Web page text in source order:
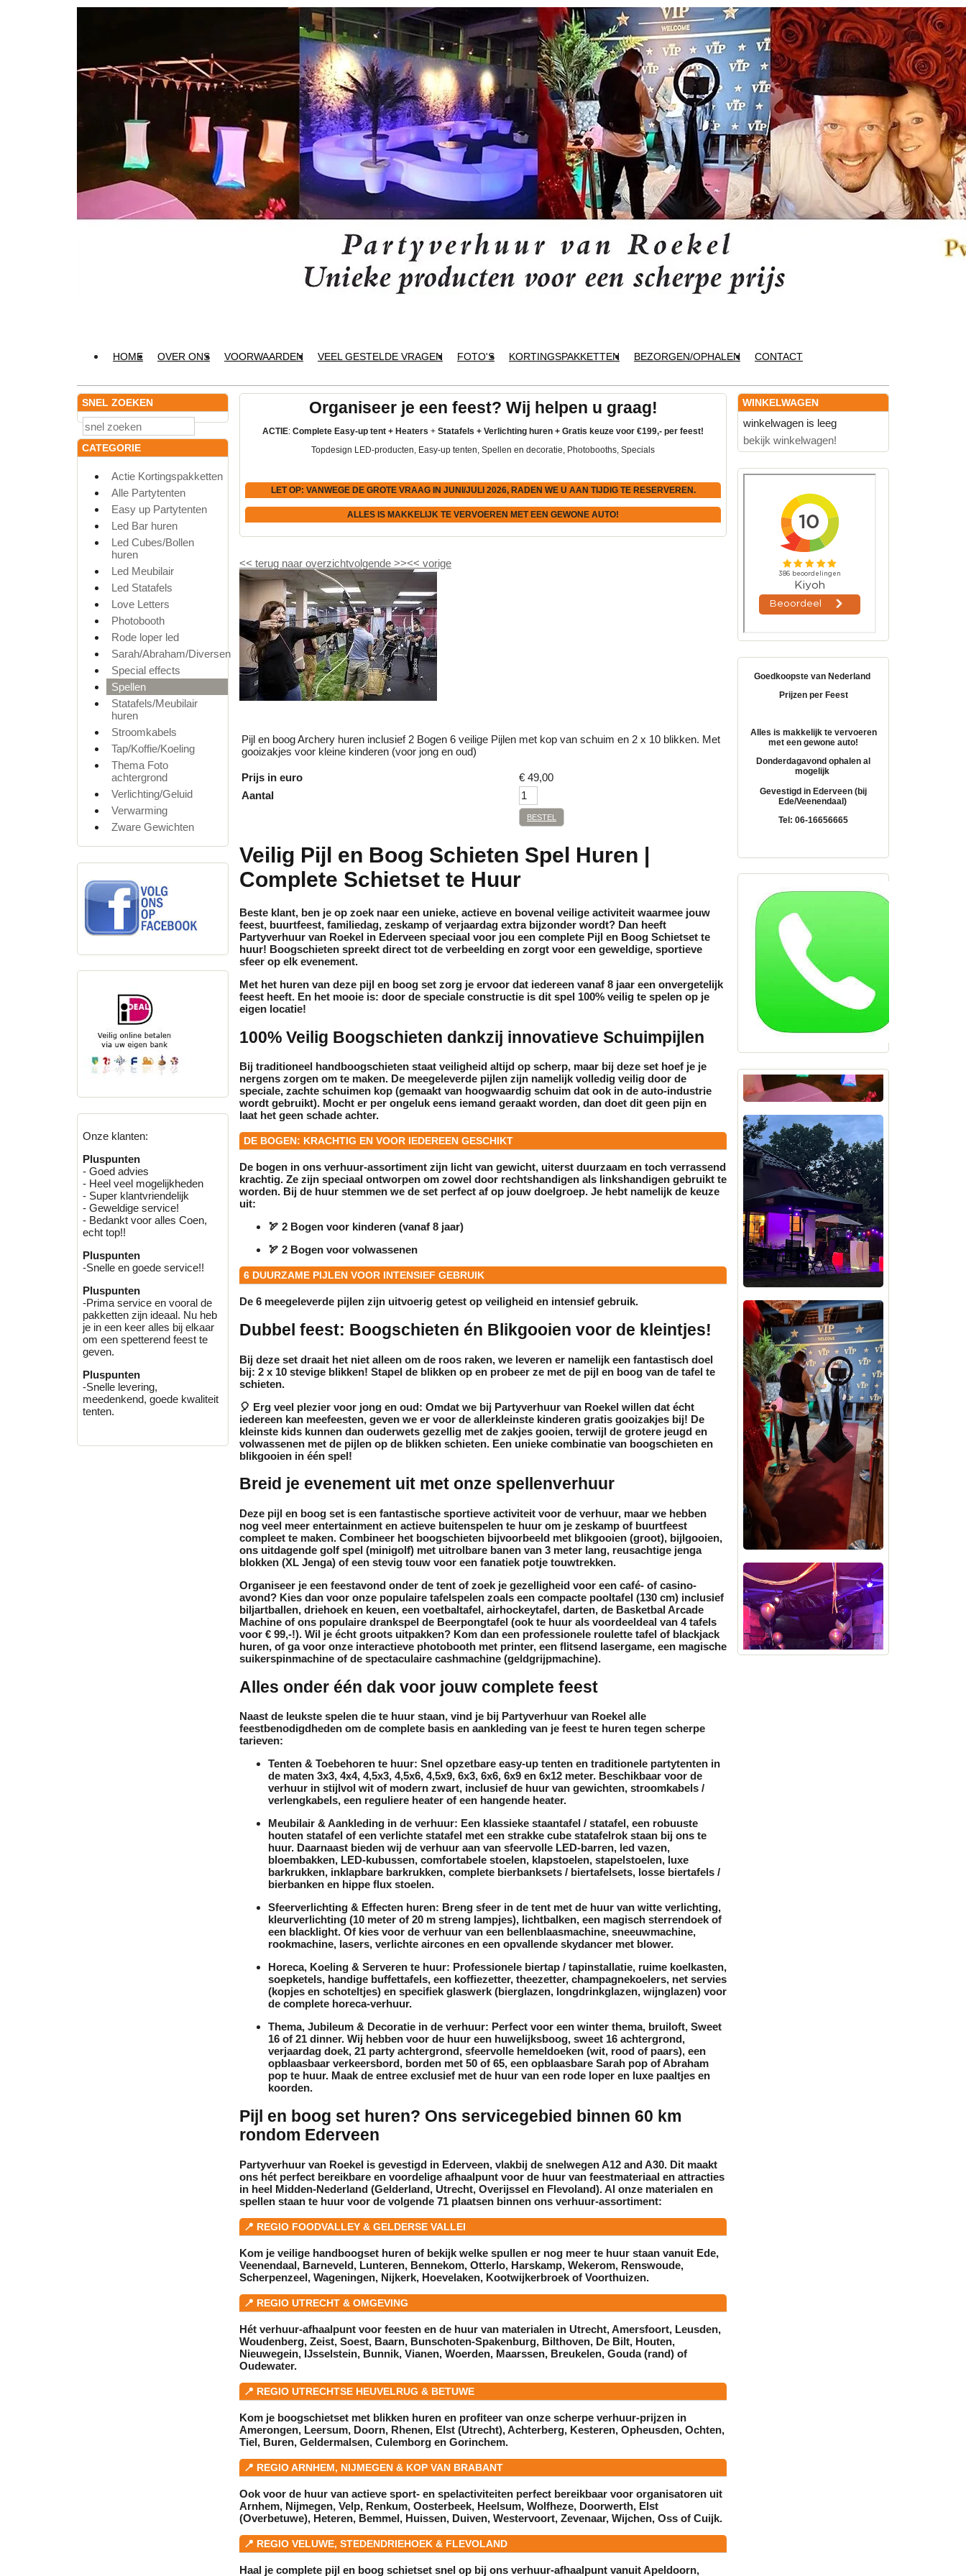
HOME OVER ONS VOORWAARDEN VEEL GESTELDE VRAGEN FOTO'S KORTINGSPAKKETTEN BEZORGEN/OPHALEN CONTACT
SNEL ZOEKEN
CATEGORIE
Actie Kortingspakketten
Alle Partytenten
Easy up Partytenten
Led Bar huren
Led Cubes/Bollen
huren
Led Meubilair
Led Statafels
Love Letters
Photobooth
Rode loper led
Sarah/Abraham/Diversen
Special effects
Spellen
Statafels/Meubilair
huren
Stroomkabels
Tap/Koffie/Koeling
Thema Foto
achtergrond
Verlichting/Geluid
Verwarming
Zware Gewichten
Onze klanten:
Pluspunten
- Goed advies
- Heel veel mogelijkheden
- Super klantvriendelijk
- Geweldige service!
- Bedankt voor alles Coen,
echt top!!
Pluspunten
-Snelle en goede service!!
Pluspunten
-Prima service en vooral de
pakketten zijn ideaal. Nu heb
je in een keer alles bij elkaar
om een spetterend feest te
geven.
Pluspunten
-Snelle levering,
meedenkend, goede kwaliteit
tenten.
Organiseer je een feest? Wij helpen u graag!
ACTIE: Complete Easy-up tent + Heaters + Statafels + Verlichting huren + Gratis keuze voor €199,- per feest!
Topdesign LED-producten, Easy-up tenten, Spellen en decoratie, Photobooths, Specials
LET OP: VANWEGE DE GROTE VRAAG IN JUNI/JULI 2026, RADEN WE U AAN TIJDIGTE RESERVEREN.
ALLES IS MAKKELIJK TE VERVOEREN MET EEN GEWONE AUTO!
<< terug naar overzichtvolgende >><< vorige
Pijl en boog Archery huren inclusief 2 Bogen 6 veilige Pijlen met kop van schuim en 2 x 10 blikken. Met
gooizakjes voor kleine kinderen (voor jong en oud)
Prijs in euro € 49,00
Aantal
BESTEL
Veilig Pijl en Boog Schieten Spel Huren |
Complete Schietset te Huur
Beste klant, ben je op zoek naar een unieke, actieve en bovenal veilige activiteit waarmee jouw
feest, buurtfeest, familiedag, zeskamp of verjaardag extra bijzonder wordt? Dan heeft
Partyverhuur van Roekel in Ederveen speciaal voor jou een complete Pijl en Boog Schietset te
huur! Boogschieten spreekt direct tot de verbeelding en zorgt voor een geweldige, sportieve
sfeer op elk evenement.
Met het huren van deze pijl en boog set zorg je ervoor dat iedereen vanaf 8 jaar een onvergetelijk
feest heeft. En het mooie is: door de speciale constructie is dit spel 100% veilig te spelen op je
eigen locatie!
100% Veilig Boogschieten dankzij innovatieve Schuimpijlen
Bij traditioneel handboogschieten staat veiligheid altijd op scherp, maar bij deze set hoef je je
nergens zorgen om te maken. De meegeleverde pijlen zijn namelijk volledig veilig door de
speciale, zachte schuimen kop (gemaakt van hoogwaardig schuim dat ook in de auto-industrie
wordt gebruikt). Mocht er per ongeluk eens iemand geraakt worden, dan doet dit geen pijn en
laat het geen schade achter.
DE BOGEN: KRACHTIG EN VOOR IEDEREEN GESCHIKT
De bogen in ons verhuur-assortiment zijn licht van gewicht, uiterst duurzaam en toch verrassend
krachtig. Ze zijn speciaal ontworpen om zowel door rechtshandigen als linkshandigen gebruikt te
worden. Bij de huur stemmen we de set perfect af op jouw doelgroep. Je hebt namelijk de keuze
uit:
🏹 2 Bogen voor kinderen (vanaf 8 jaar)
🏹 2 Bogen voor volwassenen
6 DUURZAME PIJLEN VOOR INTENSIEF GEBRUIK
De 6 meegeleverde pijlen zijn uitvoerig getest op veiligheid en intensief gebruik.
Dubbel feest: Boogschieten én Blikgooien voor de kleintjes!
Bij deze set draait het niet alleen om de roos raken, we leveren er namelijk een fantastisch doel
bij: 2 x 10 stevige blikken! Stapel de blikken op en probeer ze met de pijl en boog van de tafel te
schieten.
🎈 Erg veel plezier voor jong en oud: Omdat we bij Partyverhuur van Roekel willen dat écht
iedereen kan meefeesten, geven we er voor de allerkleinste kinderen gratis gooizakjes bij! De
kleinste kids kunnen dan ouderwets gezellig met de zakjes gooien, terwijl de grotere jeugd en
volwassenen met de pijlen op de blikken schieten. Een unieke combinatie van boogschieten en
blikgooien in één spel!
Breid je evenement uit met onze spellenverhuur
Deze pijl en boog set is een fantastische sportieve activiteit voor de verhuur, maar we hebben
nog veel meer entertainment en actieve buitenspelen te huur om je zeskamp of buurtfeest
compleet te maken. Combineer het boogschieten bijvoorbeeld met blikgooien (groot), bijlgooien,
ons uitdagende golf spel (minigolf) met uitrolbare banen van 3 meter lang, reusachtige jenga
blokken (XL Jenga) of een stevig touw voor een fanatiek potje touwtrekken.
Organiseer je een feestavond onder de tent of zoek je gezelligheid voor een café- of casino-
avond? Kies dan voor onze populaire tafelspelen zoals een compacte pooltafel (130 cm) inclusief
biljartballen, driehoek en keuen, een voetbaltafel, airhockeytafel, darten, de Basketbal Arcade
Machine of ons populaire drankspel de Beerpongtafel (ook te huur als voordeeldeal van 4 tafels
voor € 99,-!). Wil je écht groots uitpakken? Kom dan een professionele roulette tafel of blackjack
huren, of ga voor onze interactieve photobooth met printer, een flitsend lasergame, een magische
suikerspinmachine of de spectaculaire cashmachine (geldgrijpmachine).
Alles onder één dak voor jouw complete feest
Naast de leukste spelen die te huur staan, vind je bij Partyverhuur van Roekel alle
feestbenodigdheden om de complete basis en aankleding van je feest te huren tegen scherpe
tarieven:
Tenten & Toebehoren te huur: Snel opzetbare easy-up tenten en traditionele partytenten in
de maten 3x3, 4x4, 4,5x3, 4,5x6, 4,5x9, 6x3, 6x6, 6x9 en 6x12 meter. Beschikbaar voor de
verhuur in stijlvol wit of modern zwart, inclusief de huur van gewichten, stroomkabels /
verlengkabels, een reguliere heater of een hangende heater.
Meubilair & Aankleding in de verhuur: Een klassieke staantafel / statafel, een robuuste
houten statafel of een verlichte statafel met een strakke cube statafelrok staan bij ons te
huur. Daarnaast bieden wij de verhuur aan van sfeervolle LED-barren, led vazen,
bloembakken, LED-kubussen, comfortabele stoelen, klapstoelen, stapelstoelen, luxe
barkrukken, inklapbare barkrukken, complete bierbanksets / biertafelsets, losse biertafels /
bierbanken en hippe flux stoelen.
Sfeerverlichting & Effecten huren: Breng sfeer in de tent met de huur van witte verlichting,
kleurverlichting (10 meter of 20 m streng lampjes), lichtbalken, een magisch sterrendoek of
een blacklight. Of kies voor de verhuur van een bellenblaasmachine, sneeuwmachine,
rookmachine, lasers, verlichte aircones en een opvallende skydancer met blower.
Horeca, Koeling & Serveren te huur: Professionele biertap / tapinstallatie, ruime koelkasten,
soepketels, handige buffettafels, een koffiezetter, theezetter, champagnekoelers, net servies
(kopjes en schoteltjes) en specifiek glaswerk (bierglazen, longdrinkglazen, wijnglazen) voor
de complete horeca-verhuur.
Thema, Jubileum & Decoratie in de verhuur: Perfect voor een winter thema, bruiloft, Sweet
16 of 21 dinner. Wij hebben voor de huur een huwelijksboog, sweet 16 achtergrond,
verjaardag doek, 21 party achtergrond, sfeervolle hemeldoeken (wit, rood of paars), een
opblaasbaar verkeersbord, borden met 50 of 65, een opblaasbare Sarah pop ofAbraham
pop te huur. Maak de entree exclusief met de huur van een rode loper en luxe paaltjes en
koorden.
Pijl en boog set huren? Ons servicegebied binnen 60 km
rondom Ederveen
Partyverhuur van Roekel is gevestigd in Ederveen, vlakbij de snelwegen A12 and A30. Dit maakt
ons hét perfect bereikbare en voordelige afhaalpunt voor de huur van feestmateriaal en attracties
in heel Midden-Nederland (Gelderland, Utrecht, Overijssel en Flevoland). Al onze materialen en
spellen staan te huur voor de volgende 71 plaatsen binnen ons verhuur-assortiment:
📍 REGIO FOODVALLEY & GELDERSE VALLEI
Kom je veilige handboogset huren of bekijk welke spullen er nog meer te huur staan vanuit Ede,
Veenendaal, Barneveld, Lunteren, Bennekom, Otterlo, Harskamp, Wekerom, Renswoude,
Scherpenzeel, Wageningen, Nijkerk, Hoevelaken, Kootwijkerbroek of Voorthuizen.
📍 REGIO UTRECHT & OMGEVING
Hét verhuur-afhaalpunt voor feesten en de huur van materialen in Utrecht,Amersfoort, Leusden,
Woudenberg, Zeist, Soest, Baarn, Bunschoten-Spakenburg, Bilthoven, De Bilt, Houten,
Nieuwegein, IJsselstein, Bunnik, Vianen, Woerden, Maarssen, Breukelen, Gouda (rand) of
Oudewater.
📍 REGIO UTRECHTSE HEUVELRUG & BETUWE
Kom je boogschietset met blikken huren en profiteer van onze scherpe verhuur-prijzen in
Amerongen, Leersum, Doorn, Rhenen, Elst (Utrecht),Achterberg, Kesteren, Opheusden, Ochten,
Tiel, Buren, Geldermalsen, Culemborg en Gorinchem.
📍 REGIO ARNHEM, NIJMEGEN & KOP VAN BRABANT
Ook voor de huur van actieve sport- en spelactiviteiten perfect bereikbaar voor organisatoren uit
Arnhem, Nijmegen, Velp, Renkum, Oosterbeek, Heelsum, Wolfheze, Doorwerth, Elst
(Overbetuwe), Heteren, Bemmel, Huissen, Duiven, Westervoort, Zevenaar, Wijchen, Oss of Cuijk.
📍 REGIO VELUWE, STEDENDRIEHOEK & FLEVOLAND
Haal je complete pijl en boog schietset snel op bij ons verhuur-afhaalpunt vanuitApeldoorn,
WINKELWAGEN
winkelwagen is leeg
bekijk winkelwagen!
Goedkoopste van Nederland
Prijzen per Feest
Alles is makkelijk te vervoeren
met een gewone auto!
Donderdagavond ophalen al
mogelijk
Gevestigd in Ederveen (bij
Ede/Veenendaal)
Tel: 06-16656665